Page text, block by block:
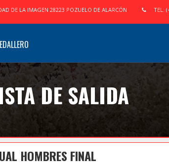
DE LA IMAGEN 28223 POZUELO DE ALARCÓN TEL:
DE SALIDA
HOMBRES FINAL